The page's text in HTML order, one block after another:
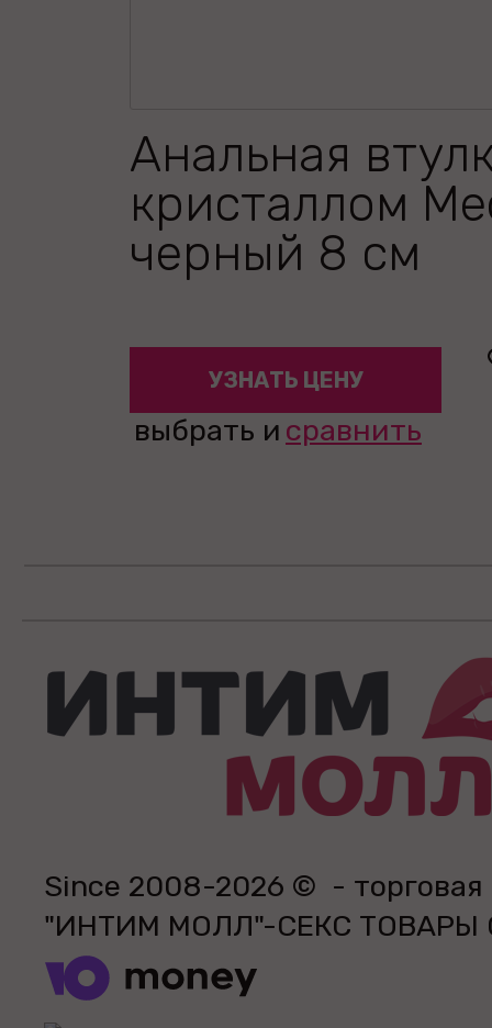
Анальная
кристаллом
черный 8 см
УЗНАТЬ ЦЕНУ
выбрать и сравнить
Since 2008-2026 © - торговая
"ИНТИМ МОЛЛ"-СЕКС